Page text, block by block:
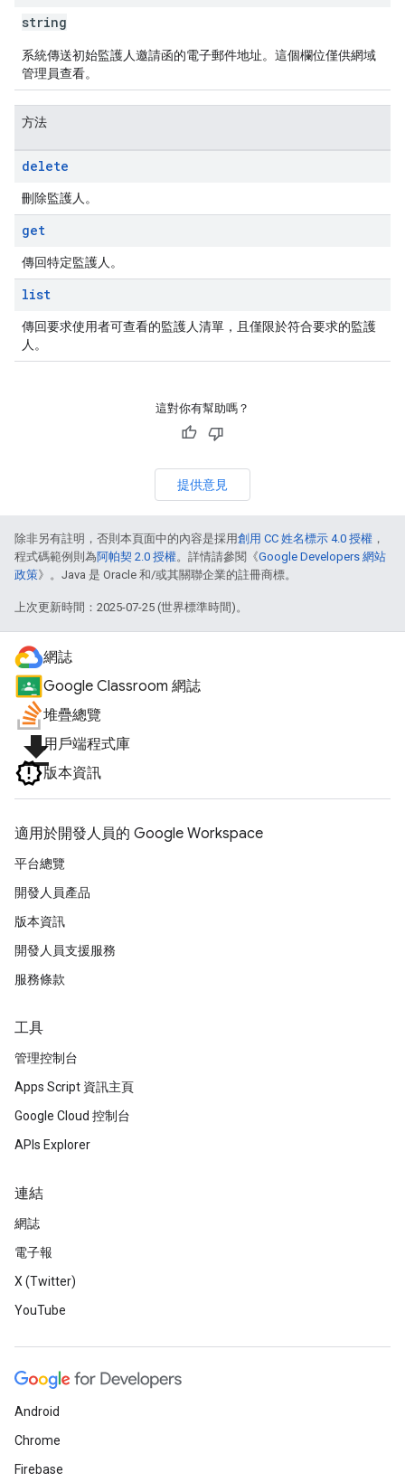
string
系統傳送初始監護人邀請函的電子郵件地址。這個欄位僅供網域
管理員查看。
方法
delete
刪除監護人。
get
傳回特定監護人。
list
傳回要求使用者可查看的監護人清單，且僅限於符合要求的監護
人。
這對你有幫助嗎？
提供意見
除非另有註明，否則本頁面中的內容是採用創用 CC 姓名標示 4.0 授權 ，
程式碼範例則為阿帕契 2.0 授權。詳情請參閱《Google Developers 網站
政策》。Java 是 Oracle 和/或其關聯企業的註冊商標。
上次更新時間：2025-07-25 (世界標準時間)。
網誌
Google Classroom 網誌
堆疊總覽
file_download用戶端程式庫
版本資訊
適用於開發人員的 Google Workspace
平台總覽
開發人員產品
版本資訊
開發人員支援服務
服務條款
工具
管理控制台
Apps Script 資訊主頁
Google Cloud 控制台
APIs Explorer
連結
網誌
電子報
X (Twitter)
YouTube
Android
Chrome
Firebase